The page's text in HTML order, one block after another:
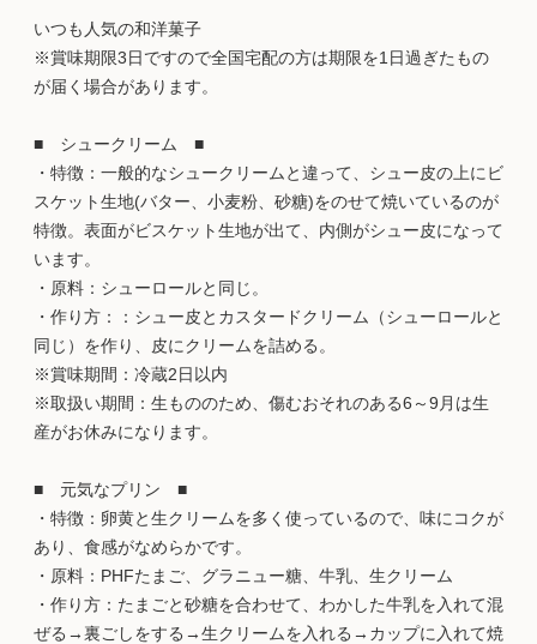
いつも人気の和洋菓子
※賞味期限3日ですので全国宅配の方は期限を1日過ぎたもの
が届く場合があります。
■ シュークリーム ■
・特徴：一般的なシュークリームと違って、シュー皮の上にビ
スケット生地(バター、小麦粉、砂糖)をのせて焼いているのが
特徴。表面がビスケット生地が出て、内側がシュー皮になって
います。
・原料：シューロールと同じ。
・作り方：：シュー皮とカスタードクリーム（シューロールと
同じ）を作り、皮にクリームを詰める。
※賞味期間：冷蔵2日以内
※取扱い期間：生もののため、傷むおそれのある6～9月は生
産がお休みになります。
■ 元気なプリン ■
・特徴：卵黄と生クリームを多く使っているので、味にコクが
あり、食感がなめらかです。
・原料：PHFたまご、グラニュー糖、牛乳、生クリーム
・作り方：たまごと砂糖を合わせて、わかした牛乳を入れて混
ぜる→裏ごしをする→生クリームを入れる→カップに入れて焼